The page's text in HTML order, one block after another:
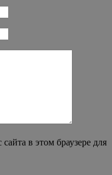
в этом браузере для